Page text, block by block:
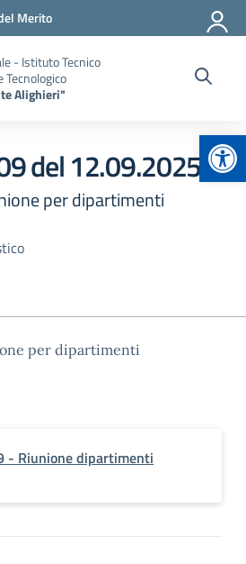
Merito
- Istituto Tecnico
Tecnologico
Alighieri"
del 12.09.2025
per dipartimenti
per dipartimenti
- Riunione dipartimenti